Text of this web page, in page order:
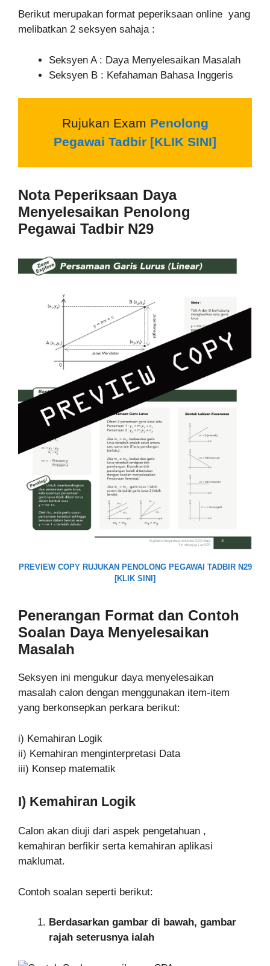
Berikut merupakan format peperiksaan online yang
melibatkan 2 seksyen sahaja :
Seksyen A : Daya Menyelesaikan Masalah
Seksyen B : Kefahaman Bahasa Inggeris
Rujukan Exam Penolong
Pegawai Tadbir [KLIK SINI]
Nota Peperiksaan Daya
Menyelesaikan Penolong
Pegawai Tadbir N29
PREVIEW COPY RUJUKAN PENOLONG PEGAWAI TADBIR N29
[KLIK SINI]
Penerangan Format dan Contoh
Soalan Daya Menyelesaikan
Masalah
Seksyen ini mengukur daya menyelesaikan
masalah calon dengan menggunakan item-item
yang berkonsepkan perkara berikut:
i) Kemahiran Logik
ii) Kemahiran menginterpretasi Data
iii) Konsep matematik
I) Kemahiran Logik
Calon akan diuji dari aspek pengetahuan ,
kemahiran berfikir serta kemahiran aplikasi
maklumat.
Contoh soalan seperti berikut:
Berdasarkan gambar di bawah, gambar
rajah seterusnya ialah